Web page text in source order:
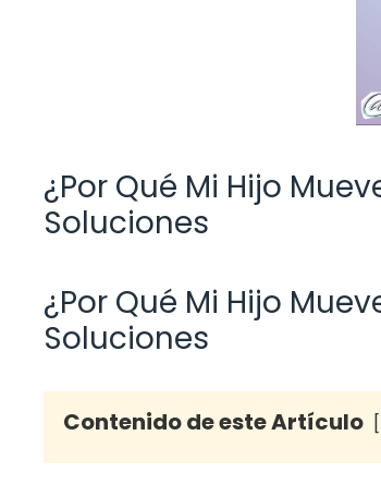
¿Por Qué Mi Hijo
Soluciones
¿Por Qué Mi Hijo
Soluciones
Contenido de este Artículo